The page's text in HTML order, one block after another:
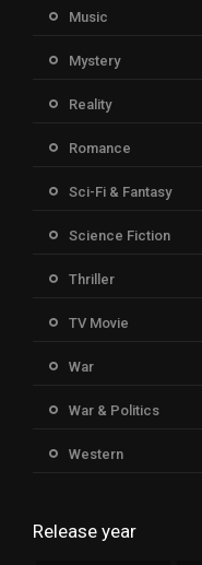
Music
Mystery
Reality
Romance
Sci-Fi & Fantasy
Science Fiction
Thriller
TV Movie
War
War & Politics
Western
Release year